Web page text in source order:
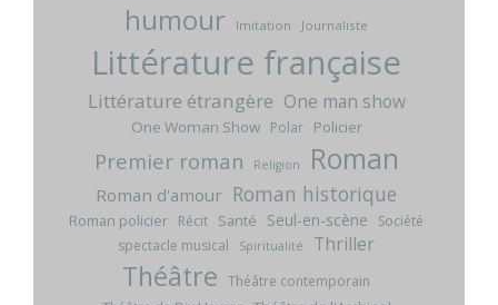
humour Imitation Journaliste
Littérature française
Littérature étrangère One man show
One Woman Show Polar Policier
Premier roman Religion Roman
Roman d'amour Roman historique
Roman policier Récit Santé Seul-en-scène
Société
spectacle musical
Spiritualité Thriller
Théâtre Théâtre contemporain